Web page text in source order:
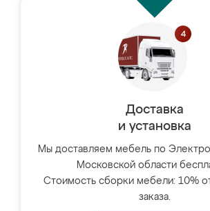
Доставка
и установка
Мы доставляем мебель по
Московской области
Стоимость сборки мебели: 10%
заказа.